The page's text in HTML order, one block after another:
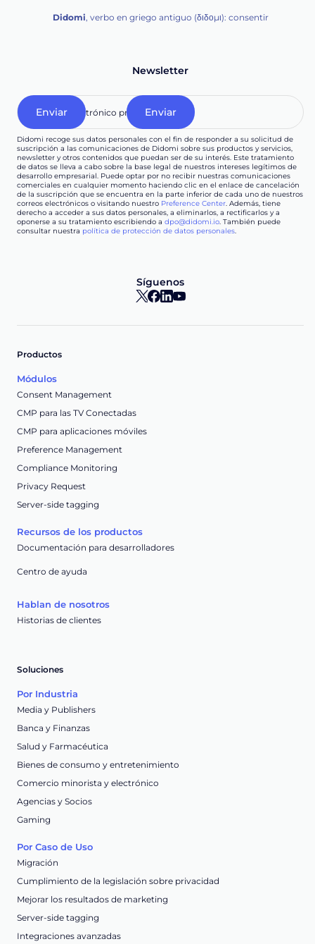
Didomi, verbo en griego antiguo (διδομι): consentir
Newsletter
Didomi recoge sus datos personales con el fin de responder a su solicitud de
suscripción a las comunicaciones de Didomi sobre sus productos y servicios,
newsletter y otros contenidos que puedan ser de su interés. Este tratamiento
de datos se lleva a cabo sobre la base legal de nuestros intereses legítimos de
desarrollo empresarial. Puede optar por no recibir nuestras comunicaciones
comerciales en cualquier momento haciendo clic en el enlace de cancelación
de la suscripción que se encuentra en la parte inferior de cada uno de nuestros
correos electrónicos o visitando nuestro Preference Center. Además, tiene
derecho a acceder a sus datos personales, a eliminarlos, a rectificarlos y a
oponerse a su tratamiento escribiendo a dpo@didomi.io. También puede
consultar nuestra política de protección de datos personales.
Síguenos
Productos
Módulos
Consent Management
CMP para las TV Conectadas
CMP para aplicaciones móviles
Preference Management
Compliance Monitoring
Privacy Request
Server-side tagging
Recursos de los productos
Documentación para desarrolladores
Centro de ayuda
Hablan de nosotros
Historias de clientes
Soluciones
Por Industria
Media y Publishers
Banca y Finanzas
Salud y Farmacéutica
Bienes de consumo y entretenimiento
Comercio minorista y electrónico
Agencias y Socios
Gaming
Por Caso de Uso
Migración
Cumplimiento de la legislación sobre privacidad
Mejorar los resultados de marketing
Server-side tagging
Integraciones avanzadas